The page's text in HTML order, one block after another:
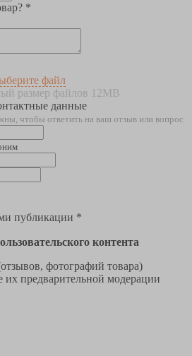
*
файл
размер файлов 12MB
данные
чтобы ответить на ваш отзыв или вопрос
публикации *
контента
фотографий товара)
их предварительной модерации